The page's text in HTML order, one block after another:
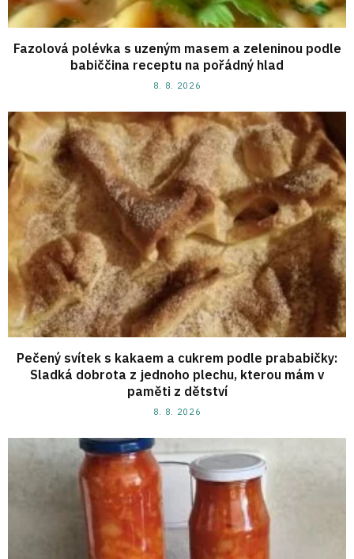
Fazolová polévka s uzeným masem a zeleninou podle
babiččina receptu na pořádný hlad
8. 8. 2026
Pečený svítek s kakaem a cukrem podle prababičky:
Sladká dobrota z jednoho plechu, kterou mám v
paměti z dětství
8. 8. 2026